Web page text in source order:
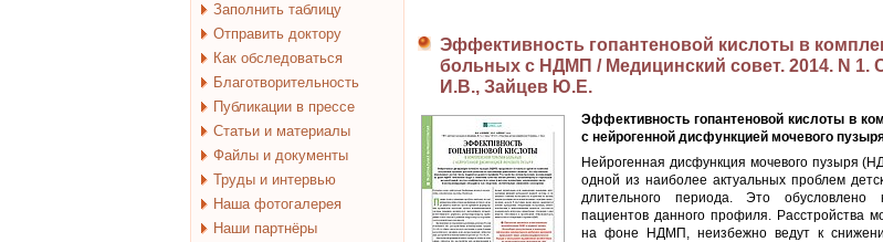
Заполнить таблицу
Отправить доктору
Как обследоваться
Благотворительность
Публикации в прессе
Статьи и материалы
Файлы и документы
Труды и интервью
Наша фотогалерея
Наши партнёры
Эффективность гопантеновой кислоты в
больных с НДМП / Медицинский совет. 2014. N 1.
И.В., Зайцев Ю.Е.
Эффективность гопантеновой кислоты в
с нейрогенной дисфункцией мочевого
Нейрогенная дисфункция мочевого пузыря
одной из наиболее актуальных проблем
длительного периода. Это обусловлено
пациентов данного профиля. Расстройства
на фоне НДМП, неизбежно ведут к